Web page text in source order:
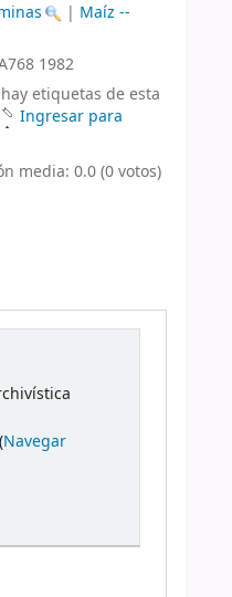
| Maíz --
1982
etiquetas de esta
Ingresar para
media: 0.0 (0 votos)
Navegar